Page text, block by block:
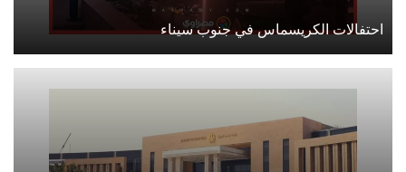
احتفالات الكريسماس في جنوب سيناء